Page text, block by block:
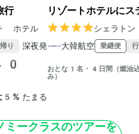
行
ホテル
帰り 深夜発
5% たまる
リゾートホテルに
シェラト
大韓航空
乗継便
おとな1名・4日間（燃油
み）
ミークラスのツアーを